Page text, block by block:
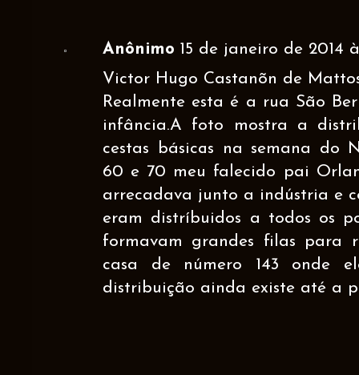
Anônimo 15 de janeiro de 2014
Victor Hugo Castanõn de
Realmente esta é a rua São
infância.A foto mostra a
cestas básicas na semana do
60 e 70 meu falecido pai
arrecadava junto a indústria e
eram distríbuidos a todos os
formavam grandes filas para
casa de número 143 onde
distribuição ainda existe até a